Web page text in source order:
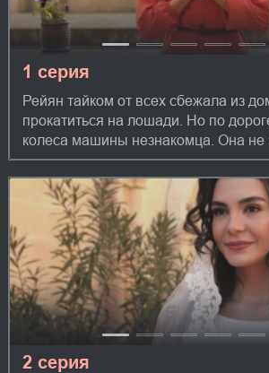
1 серия
Рейян тайком от всех сбежала из
прокатиться на лошади. Но по
колеса машины незнакомца. Она не
собирается просить у дедушки ее
2 серия